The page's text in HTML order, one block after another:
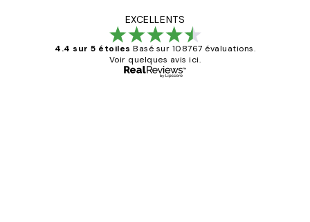
EXCELLENTS
4.4 sur 5 étoiles Basé sur 108767 évaluations.
Voir quelques avis ici.